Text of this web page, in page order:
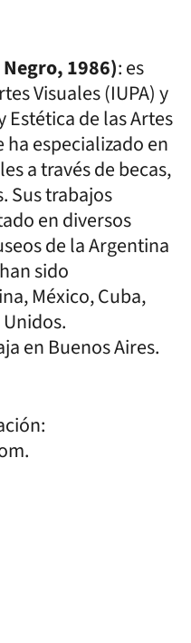
1986): es
Visuales (IUPA) y
Estética de las Artes
especializado en
a través de becas,
Sus trabajos
en diversos
de la Argentina
sido
México, Cuba,
en Buenos Aires.